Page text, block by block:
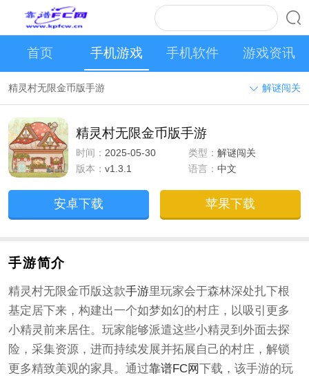
首页 手机游戏 手机软件 游戏资讯
精灵村无限金币版手游 解谜闯关
精灵村无限金币版手游
时间： 2025-05-30 类型：解谜闯关
版本：v1.3.1 语言：中文
安卓下载 苹果下载
手游简介
精灵村无限金币版这款手游里玩家会于森林深处扎下根
基定居下来，构建出一个如梦如幻的村庄，以吸引更多
小精灵前来居住。玩家能够派遣这些小精灵到外面去探
险，采集资源，进而持续发展并拓展自己的村庄，解锁
更多精致美观的家具。通过靠谱FC网下载，该手游的玩